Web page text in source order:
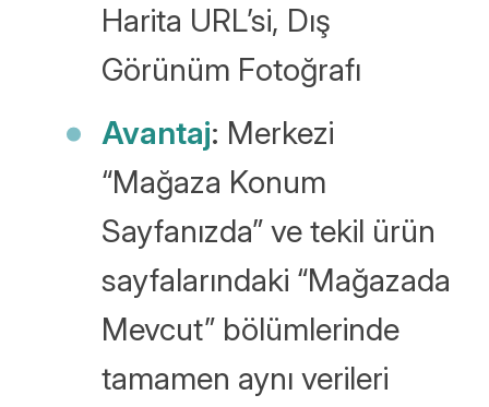
Harita URL’si, Dış
Görünüm Fotoğrafı
Avantaj: Merkezi
“Mağaza Konum
Sayfanızda” ve tekil ürün
sayfalarındaki “Mağazada
Mevcut” bölümlerinde
tamamen aynı verileri